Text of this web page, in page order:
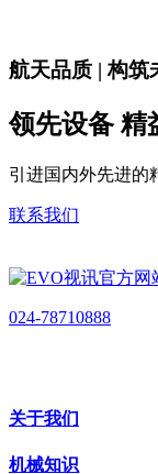
航天品质 | 构筑
领先设备 精
引进国内外先进的
联系我们
024-78710888
关于我们
机械知识